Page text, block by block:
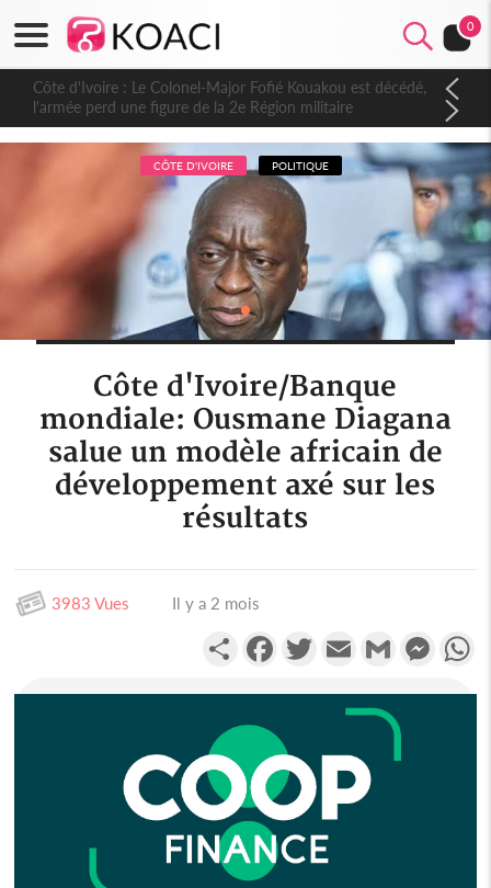
0
Côte d'Ivoire : Le Colonel-Major Fofié Kouakou est décédé,
l'armée perd une figure de la 2e Région militaire
CÔTE D'IVOIRE POLITIQUE
Côte d'Ivoire/Banque
mondiale: Ousmane Diagana
salue un modèle africain de
développement axé sur les
résultats
3983 Vues Il y a 2 mois
PartagerFacebookTwitterEmail Gmail